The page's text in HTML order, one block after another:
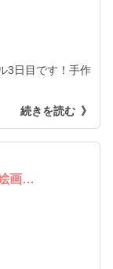
3日目です！手作
続きを読む
画…